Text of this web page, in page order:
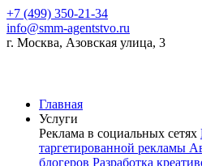
+7 (499) 350-21-34
info@smm-agentstvo.ru
г. Москва, Азовская улица, 3
Главная
Услуги
Реклама в социальных сетях
таргетированной рекламы
блогеров Разработка